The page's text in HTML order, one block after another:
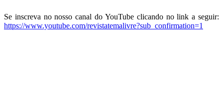
Se inscreva no nosso canal do YouTube clicando no link a seguir:
https://www.youtube.com/revistatemalivre?sub_confirmation=1